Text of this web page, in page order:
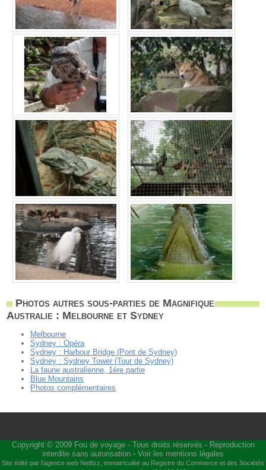
Photos autres sous-parties de Magnifique
Australie : Melbourne et Sydney
Melbourne
Sydney : Opéra
Sydney : Harbour Bridge (Pont de Sydney)
Sydney : Sydney Tower (Tour de Sydney)
La faune australienne, 1ère partie
Blue Mountains
Photos complémentaires
Copyright © 2009 Fou de voyage- Tous droits réservés - Reproduction
interdite sans autorisation - Voir les mentions légales
Site édité par l'agence web Netfizz , immatriculée au Registre du Commerce et des Sociétés